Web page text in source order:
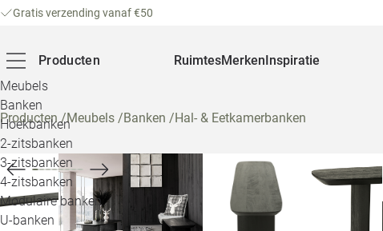
Gratis verzending vanaf €50
Producten
Meubels
Banken
Hoekbanken
2-zitsbanken
3-zitsbanken
4-zitsbanken
Modulaire banken
U-banken
RuimtesMerkenInspiratie
Producten/Meubels /Banken /Hal- & Eetkamerbanken